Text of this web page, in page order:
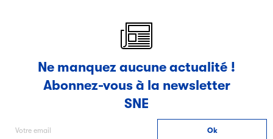
Ne manquez aucune actualité !
Abonnez-vous à la newsletter
SNE